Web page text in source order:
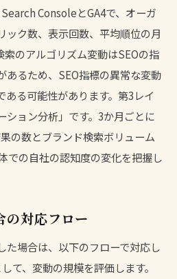
ConsoleとGA4で、オーガ
ック数、表示回数、平均順位の月
索のアルゴリズム変動はSEOの指
あるため、SEO指標の異常な変動
ある可能性があります。第3レイ
ション分析」です。3か月ごとに
の数とブランド検索ボリューム
での自社の認知度の変化を把握し
の対応フロー
た場合は、以下のフローで対応し
て、変動の規模を評価します。